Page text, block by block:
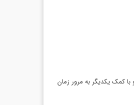
کمک یکدیگر به مرور زمان